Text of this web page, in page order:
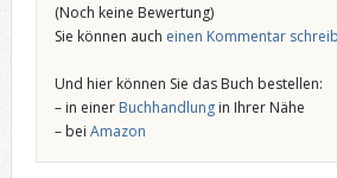
(Noch keine Bewertung)
Sie können auch einen Kommentar
Und hier können Sie das Buch bestellen:
– in einer Buchhandlungin Ihrer Nähe
– bei Amazon